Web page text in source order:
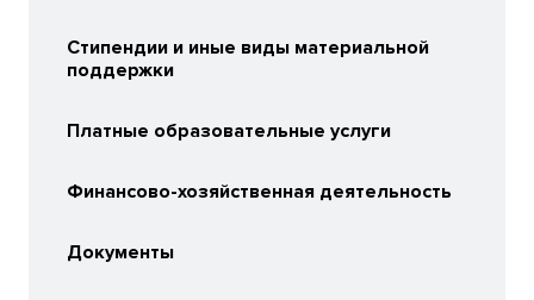
Стипендии и иные виды материальной
поддержки
Платные образовательные услуги
Финансово-хозяйственная деятельность
Документы